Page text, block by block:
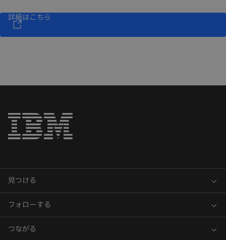
詳細はこちら